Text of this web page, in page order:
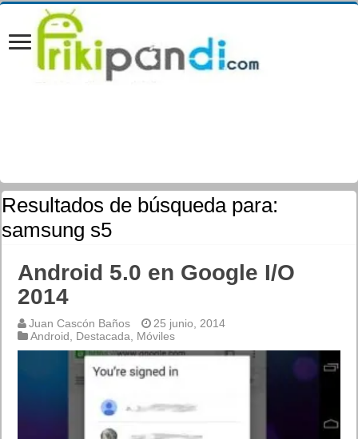
Resultados de búsqueda para:
samsung s5
Android 5.0 en Google I/O
2014
Juan Cascón Baños
25 junio, 2014
Android
Destacada Móviles